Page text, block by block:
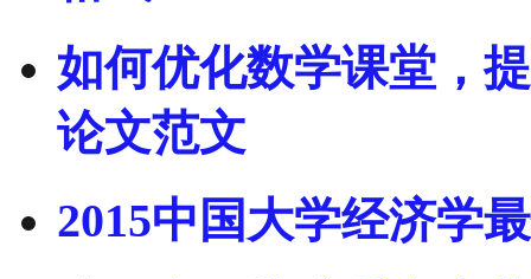
如何优化数学课堂，
论文范文
2015中国大学经济学